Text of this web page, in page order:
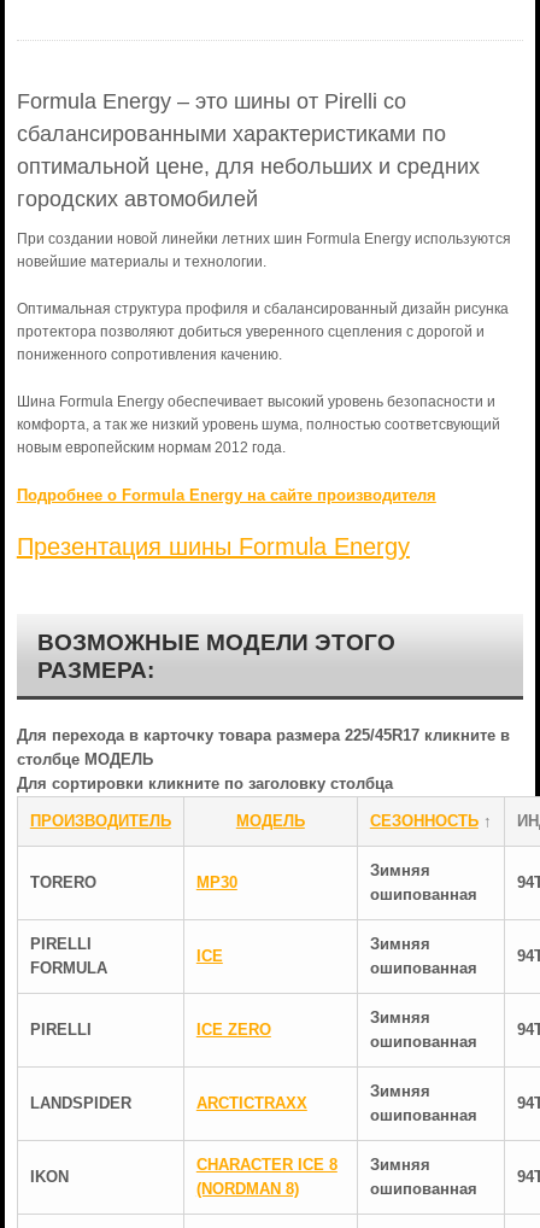
Formula Energy – это шины от Pirelli со
сбалансированными характеристиками по
оптимальной цене, для небольших и средних
городских автомобилей
При создании новой линейки летних шин Formula Energy используются
новейшие материалы и технологии.
Оптимальная структура профиля и сбалансированный дизайн рисунка
протектора позволяют добиться уверенного сцепления с дорогой и
пониженного сопротивления качению.
Шина Formula Energy обеспечивает высокий уровень безопасности и
комфорта, а так же низкий уровень шума, полностью соответсвующий
новым европейским нормам 2012 года.
Подробнее о Formula Energy на сайте производителя
Презентация шины Formula Energy
ВОЗМОЖНЫЕ МОДЕЛИ ЭТОГО
РАЗМЕРА:
Для перехода в карточку товара размера 225/45R17 кликните в
столбце МОДЕЛЬ
Для сортировки кликните по заголовку столбца
ПРОИЗВОДИТЕЛЬ МОДЕЛЬ СЕЗОННОСТЬ↑
TORERO MP30
Зимняя
ошипованная
PIRELLI
FORMULA
ICE
Зимняя
ошипованная
PIRELLI ICE ZERO
Зимняя
ошипованная
LANDSPIDER ARCTICTRAXX
Зимняя
ошипованная
IKON
CHARACTER ICE 8
(NORDMAN 8)
Зимняя
ошипованная